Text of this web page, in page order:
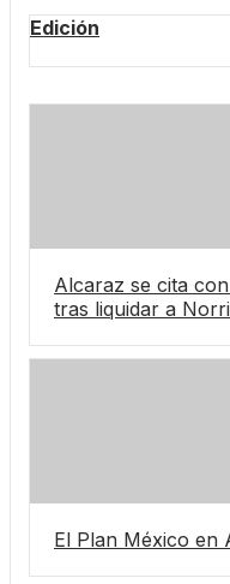
Edición
Alcaraz se cita
tras liquidar a
El Plan México en